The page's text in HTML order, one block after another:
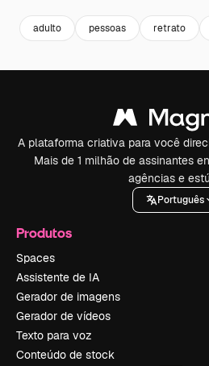
adulto pessoas retrato
A plataforma criativa para você
Mais de 1 milhão de assinantes
agências e
Português
Produtos
Spaces
Assistente de IA
Gerador de imagens
Gerador de vídeos
Texto para voz
Conteúdo de stock